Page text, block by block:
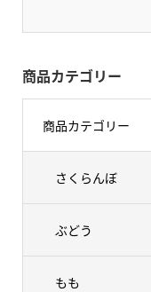
商品カテゴリー
商品カテゴリー
さくらんぼ
ぶどう
もも